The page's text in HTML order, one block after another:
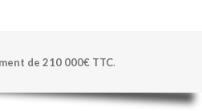
de 210 000€ TTC.